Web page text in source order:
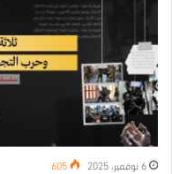
6 نوفمبر، 2025 605